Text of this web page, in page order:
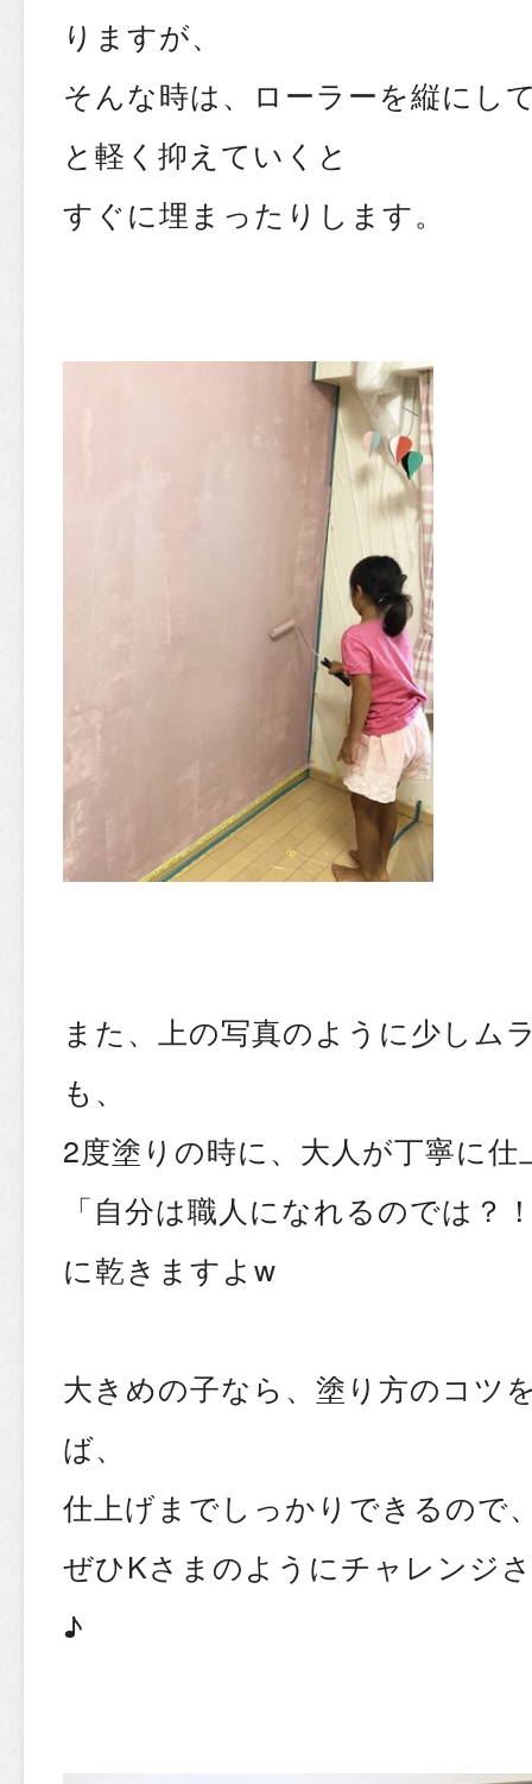
りますが、
そんな時は、ローラーを縦にし
と軽く抑えていくと
すぐに埋まったりします。
また、上の写真のように少しム
も、
2度塗りの時に、大人が丁寧に
「自分は職人になれるのでは？
に乾きますよw
大きめの子なら、塗り方のコツ
ば、
仕上げまでしっかりできるので
ぜひKさまのようにチャレンジ
♪